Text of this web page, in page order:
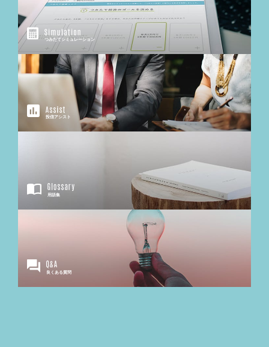
つみたてシミュレーション
投信アシスト
用語集
良くある質問